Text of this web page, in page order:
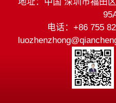
电话：+86 755